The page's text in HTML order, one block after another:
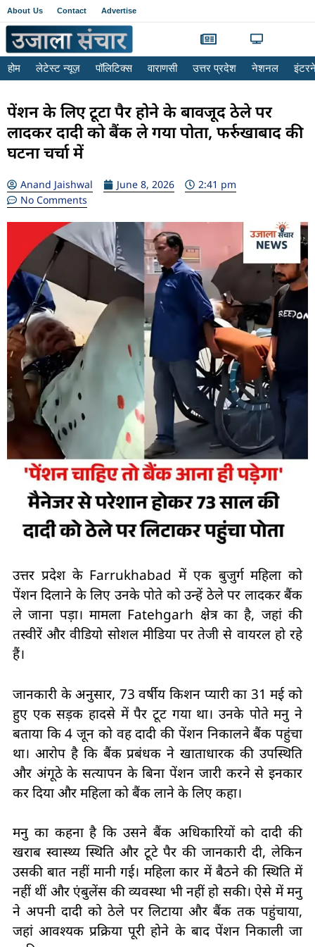
About Us Contact Advertise
होम लेटेस्ट न्यूज़ पॉलिटिक्स वाराणसी उत्तर प्रदेश नेशनल
पेंशन के लिए टूटा पैर होने के बावजूद ठेले पर
लादकर दादी को बैंक ले गया पोता, फर्रुखाबाद की
घटना चर्चा में
Anand Jaishwal June 8, 2026
2:41 pm
No Comments
उत्तर प्रदेश के Farrukhabad में एक बुजुर्ग महिला को
पेंशन दिलाने के लिए उनके पोते को उन्हें ठेले पर लादकर बैंक
ले जाना पड़ा। मामला Fatehgarh क्षेत्र का है, जहां की
तस्वीरें और वीडियो सोशल मीडिया पर तेजी से वायरल हो रहे
हैं।
जानकारी के अनुसार, 73 वर्षीय किशन प्यारी का 31 मई को
हुए एक सड़क हादसे में पैर टूट गया था। उनके पोते मनु ने
बताया कि 4 जून को वह दादी की पेंशन निकालने बैंक पहुंचा
था। आरोप है कि बैंक प्रबंधक ने खाताधारक की उपस्थिति
और अंगूठे के सत्यापन के बिना पेंशन जारी करने से इनकार
कर दिया और महिला को बैंक लाने के लिए कहा।
मनु का कहना है कि उसने बैंक अधिकारियों को दादी की
खराब स्वास्थ्य स्थिति और टूटे पैर की जानकारी दी, लेकिन
उसकी बात नहीं मानी गई। महिला कार में बैठने की स्थिति में
नहीं थीं और एंबुलेंस की व्यवस्था भी नहीं हो सकी। ऐसे में मनु
ने अपनी दादी को ठेले पर लिटाया और बैंक तक पहुंचाया,
जहां आवश्यक प्रक्रिया पूरी होने के बाद पेंशन निकाली जा